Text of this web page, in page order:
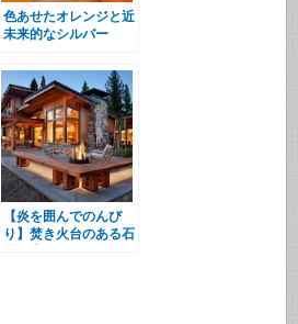
色あせたオレンジと近
未来的なシルバー
【炎を囲んでのんび
り】焚き火台のある石